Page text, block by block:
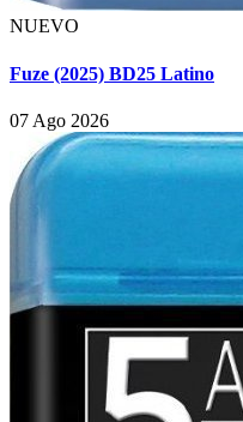
NUEVO
Fuze (2025) BD25 Latino
07 Ago 2026